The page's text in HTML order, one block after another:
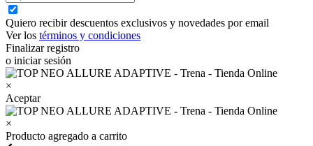
Quiero recibir descuentos exclusivos y novedades por email
Ver los términos y condiciones
Finalizar registro
o iniciar sesión
×
Aceptar
×
Producto agregado a carrito